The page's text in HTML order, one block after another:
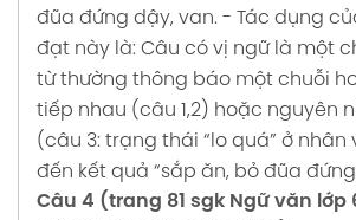
đũa đứng dậy, van. - Tác dụng
đạt này là: Câu có vị ngữ là một
từ thường thông báo một chuỗi
tiếp nhau (câu 1,2) hoặc nguyên
(câu 3: trạng thái “lo quá” ở nhân
đến kết quả “sắp ăn, bỏ đũa
Câu 4 (trang 81 sgk Ngữ văn lớp